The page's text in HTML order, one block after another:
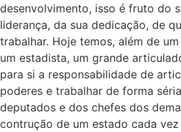
desenvolvimento, isso é fruto do
liderança, da sua dedicação, de
trabalhar. Hoje temos, além de
um estadista, um grande
para si a responsabilidade de
poderes e trabalhar de forma
deputados e dos chefes dos
contrução de um estado cada